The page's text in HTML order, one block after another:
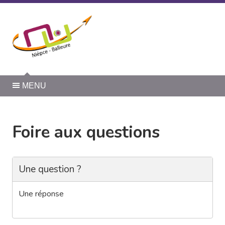
MENU
Foire aux questions
Une question ?
Une réponse
Panneau de gestion des cookies